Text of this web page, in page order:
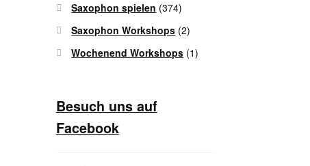
Saxophon spielen (374)
Saxophon Workshops (2)
Wochenend Workshops (1)
Besuch uns auf
Facebook